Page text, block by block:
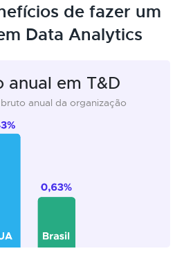
de fazer um
Data Analytics
anual em T&D
anual da organização